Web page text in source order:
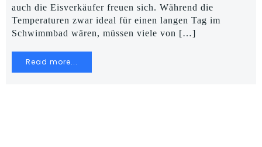
auch die Eisverkäufer freuen sich. Während die
Temperaturen zwar ideal für einen langen Tag im
Schwimmbad wären, müssen viele von […]
Read more...